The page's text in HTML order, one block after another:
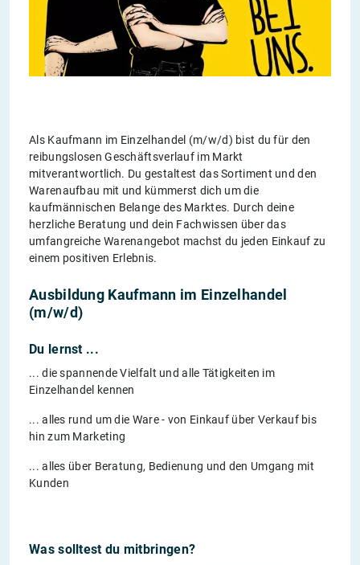
Als Kaufmann im Einzelhandel (m/w/d) bist du für den
reibungslosen Geschäftsverlauf im Markt
mitverantwortlich. Du gestaltest das Sortiment und den
Warenaufbau mit und kümmerst dich um die
kaufmännischen Belange des Marktes. Durch deine
herzliche Beratung und dein Fachwissen über das
umfangreiche Warenangebot machst du jeden Einkauf zu
einem positiven Erlebnis.
Ausbildung Kaufmann im Einzelhandel
(m/w/d)
Du lernst ...
... die spannende Vielfalt und alle Tätigkeiten im
Einzelhandel kennen
... alles rund um die Ware - von Einkauf über Verkauf bis
hin zum Marketing
... alles über Beratung, Bedienung und den Umgang mit
Kunden
Was solltest du mitbringen?